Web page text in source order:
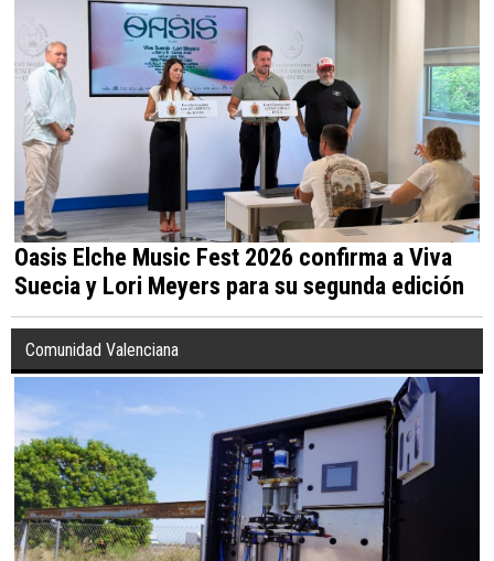
Oasis Elche Music Fest 2026 confirma a Viva
Suecia y Lori Meyers para su segunda edición
Comunidad Valenciana